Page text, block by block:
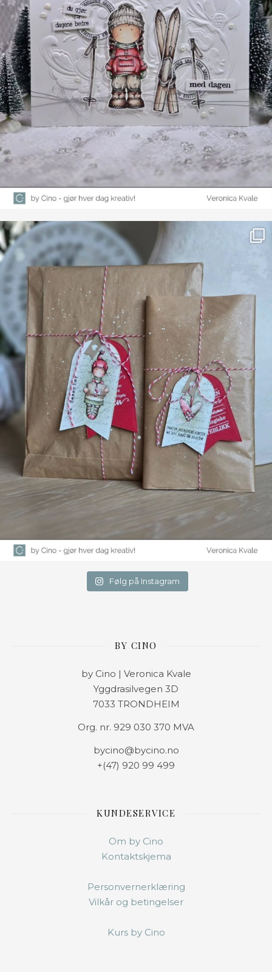
Farge
Følg på Instagram
BY CINO
by Cino | Veronica Kvale
Yggdrasilvegen 3D
7033 TRONDHEIM
Org. nr. 929 030 370 MVA
bycino@bycino.no
+(47) 920 99 499
KUNDESERVICE
Om by Cino
Kontaktskjema
Personvernerklæring
Vilkår og betingelser
Kurs by Cino